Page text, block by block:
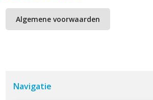
Algemene voorwaarden
Navigatie